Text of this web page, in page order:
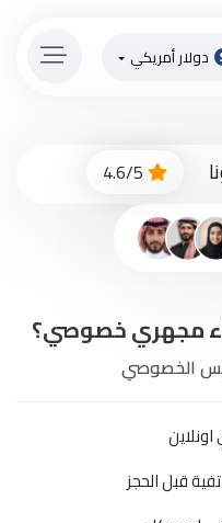
دولار أمريكي
4.6/5
مجهري خصوصي؟
الخصوصي
قبل الحجز